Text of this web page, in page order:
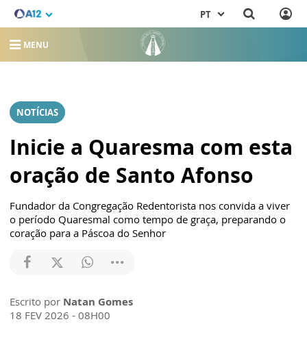
PT
MENU
NOTÍCIAS
Inicie a Quaresma com esta
oração de Santo Afonso
Fundador da Congregação Redentorista nos convida a viver
o período Quaresmal como tempo de graça, preparando o
coração para a Páscoa do Senhor
Escrito por Natan Gomes
18 FEV 2026 - 08H00